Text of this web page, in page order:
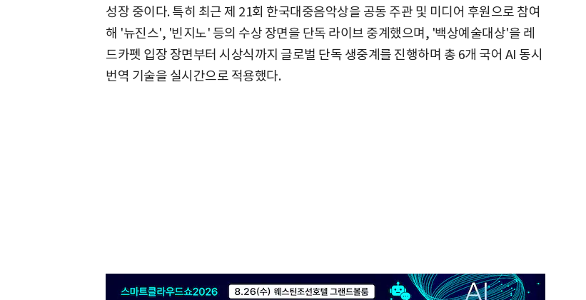
성장 중이다. 특히 최근 제 21회 한국대중음악상을 공동 주관 및 미디어 후원으로 참여
해 '뉴진스', '빈지노' 등의 수상 장면을 단독 라이브 중계했으며, '백상예술대상'을 레
드카펫 입장 장면부터 시상식까지 글로벌 단독 생중계를 진행하며 총 6개 국어 AI 동시
번역 기술을 실시간으로 적용했다.